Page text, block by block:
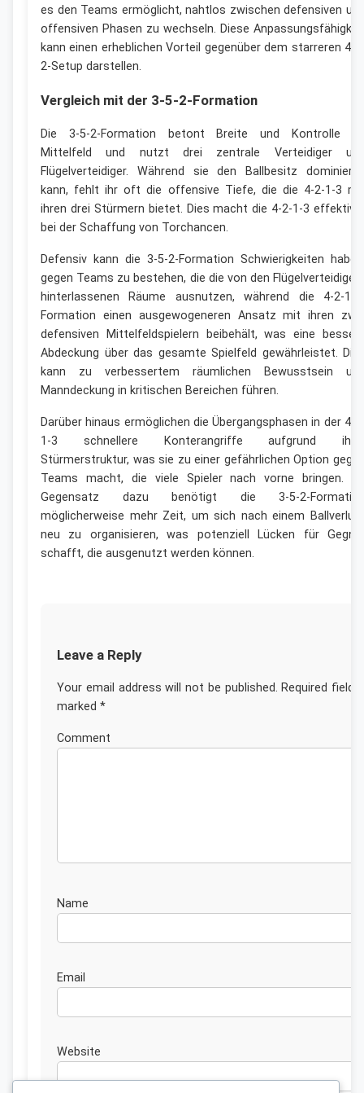
es den Teams ermöglicht, nahtlos zwischen defensiven
offensiven Phasen zu wechseln. Diese
kann einen erheblichen Vorteil gegenüber dem starreren 4-
2-Setup darstellen.
Vergleich mit der 3-5-2-Formation
Die 3-5-2-Formation betont Breite und Kontrolle
Mittelfeld und nutzt drei zentrale Verteidiger
Flügelverteidiger. Während sie den Ballbesitz
kann, fehlt ihr oft die offensive Tiefe, die die 4-2-1-3
ihren drei Stürmern bietet. Dies macht die 4-2-1-3
bei der Schaffung von Torchancen.
Defensiv kann die 3-5-2-Formation Schwierigkeiten
gegen Teams zu bestehen, die die von den
hinterlassenen Räume ausnutzen, während die 4-2-1-
Formation einen ausgewogeneren Ansatz mit ihren
defensiven Mittelfeldspielern beibehält, was eine
Abdeckung über das gesamte Spielfeld gewährleistet.
kann zu verbessertem räumlichen Bewusstsein
Manndeckung in kritischen Bereichen führen.
Darüber hinaus ermöglichen die Übergangsphasen in der 4-
1-3 schnellere Konterangriffe aufgrund
Stürmerstruktur, was sie zu einer gefährlichen Option
Teams macht, die viele Spieler nach vorne bringen.
Gegensatz dazu benötigt die 3-5-2-
möglicherweise mehr Zeit, um sich nach einem
neu zu organisieren, was potenziell Lücken für
schafft, die ausgenutzt werden können.
Leave a Reply
Your email address will not be published. Required fields
marked *
Website